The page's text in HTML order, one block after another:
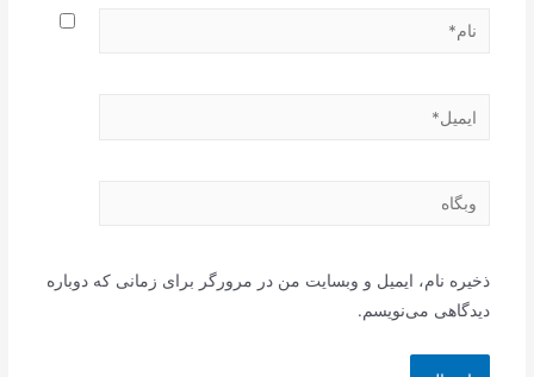
نام*
ایمیل*
وبگاه
ذخیره نام، ایمیل و وبسایت من در مرورگر برای زمانی که دوباره
دیدگاهی می‌نویسم.